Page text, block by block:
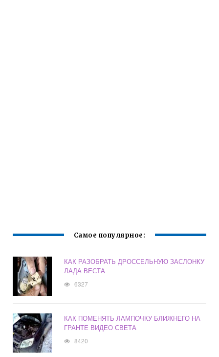
Самое популярное:
КАК РАЗОБРАТЬ ДРОССЕЛЬНУЮ ЗАСЛОНКУ
ЛАДА ВЕСТА
6327
КАК ПОМЕНЯТЬ ЛАМПОЧКУ БЛИЖНЕГО НА
ГРАНТЕ ВИДЕО СВЕТА
8420